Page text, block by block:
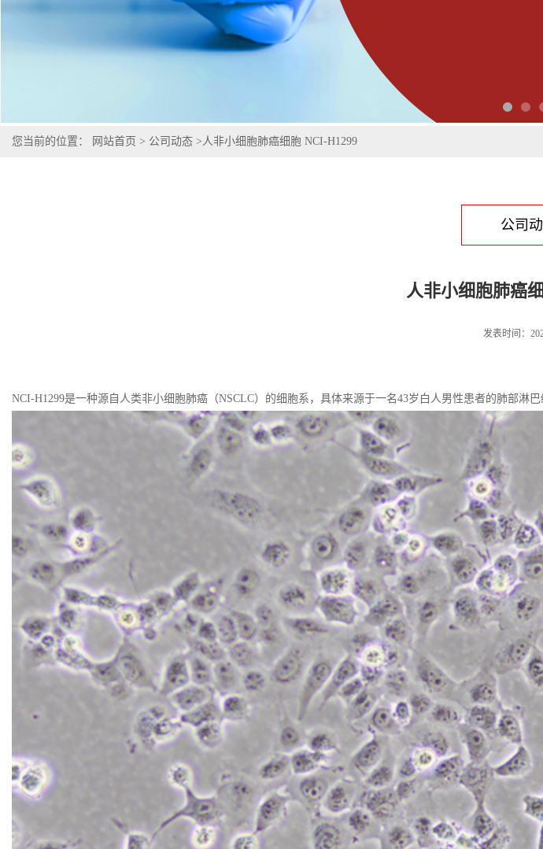
您当前的位置： 网站首页 > 公司动态 >人非小细胞肺癌细胞 NCI-H1299
公司
人非小细胞肺癌
发表时间：
NCI-H1299是一种源自人类非小细胞肺癌（NSCLC）的细胞系，具体来源于一名43岁白人男性患者的肺部淋